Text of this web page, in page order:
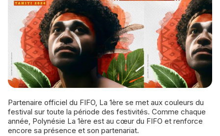
Partenaire officiel du FIFO, La 1ère se met aux couleurs du
festival sur toute la période des festivités. Comme chaque
année, Polynésie La 1ère est au cœur du FIFO et renforce
encore sa présence et son partenariat.